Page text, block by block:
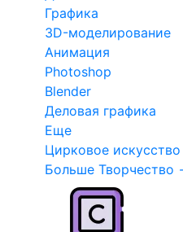
Графика
3D-моделирование
Анимация
Photoshop
Blender
Деловая графика
Еще
Цирковое искусство
Больше Творчество